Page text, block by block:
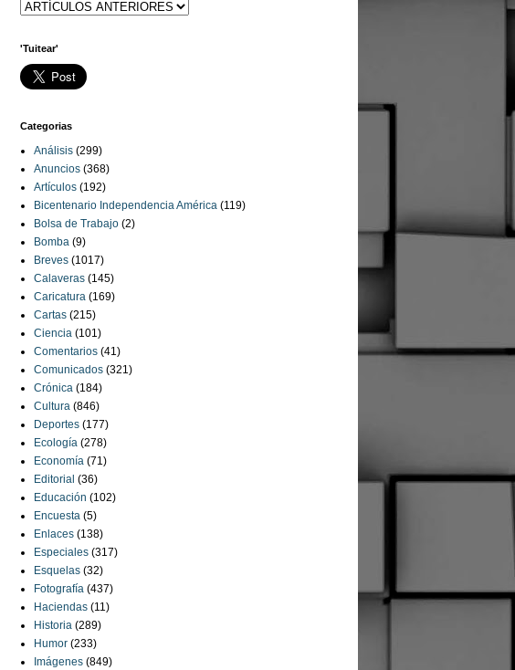
'Tuitear'
Categorias
Análisis (299)
Anuncios (368)
Artículos (192)
Bicentenario Independencia América (119)
Bolsa de Trabajo (2)
Bomba (9)
Breves (1017)
Calaveras (145)
Caricatura (169)
Cartas (215)
Ciencia (101)
Comentarios (41)
Comunicados (321)
Crónica (184)
Cultura (846)
Deportes (177)
Ecología (278)
Economía (71)
Editorial (36)
Educación (102)
Encuesta (5)
Enlaces (138)
Especiales (317)
Esquelas (32)
Fotografía (437)
Haciendas (11)
Historia (289)
Humor (233)
Imágenes (849)